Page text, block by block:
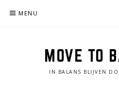
MENU
MOVE TO
IN BALANS BLIJVEN